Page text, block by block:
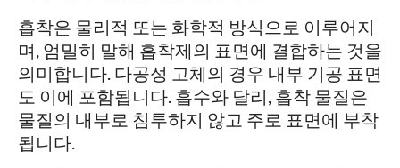
흡착은 물리적 또는 화학적 방식으로 이루어지
며, 엄밀히 말해 흡착제의 표면에 결합하는 것을
의미합니다. 다공성 고체의 경우 내부 기공 표면
도 이에 포함됩니다. 흡수와 달리, 흡착 물질은
물질의 내부로 침투하지 않고 주로 표면에 부착
됩니다.